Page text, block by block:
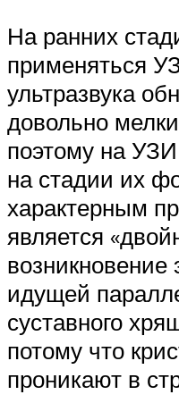
На ранних
применяться
ультразвука
довольно
поэтому на
на стадии их
характерным
является
возникновение
идущей
суставного
потому что
проникают в